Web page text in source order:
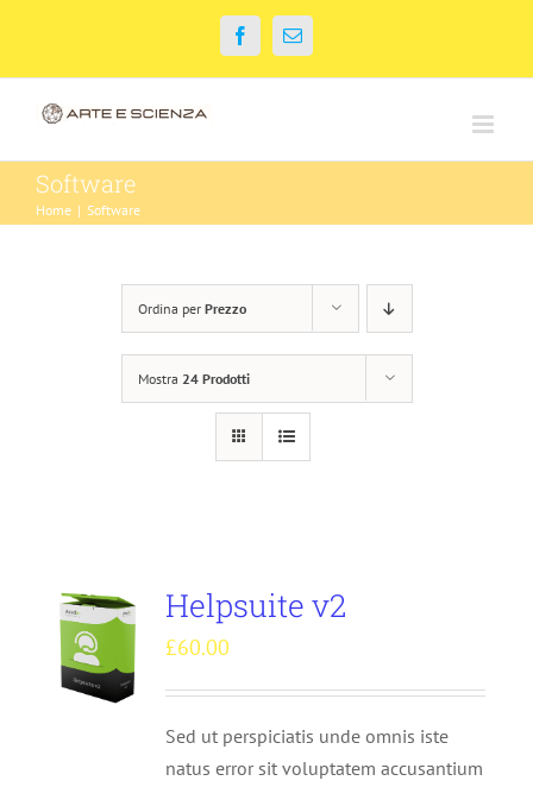
contenuto
FacebookEmail
Software
Home | Software
Ordina per Prezzo
Mostra 24 Prodotti
Helpsuite v2
£60.00
Sed ut perspiciatis unde omnis iste
natus error sit voluptatem accusantium